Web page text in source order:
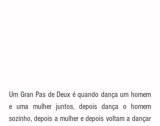
Um Gran Pas de Deux é quando dança um homem
e uma mulher juntos, depois dança o homem
sozinho, depois a mulher e depois voltam a dançar